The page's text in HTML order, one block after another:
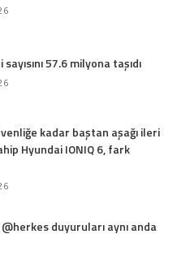
57.6 milyona taşıdı
kadar baştan aşağı ileri
Hyundai IONIQ 6, fark
duyuruları aynı anda